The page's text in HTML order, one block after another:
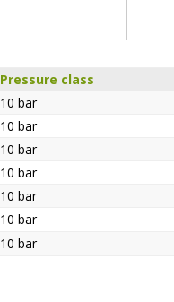
Pressure class
10 bar
10 bar
10 bar
10 bar
10 bar
10 bar
10 bar